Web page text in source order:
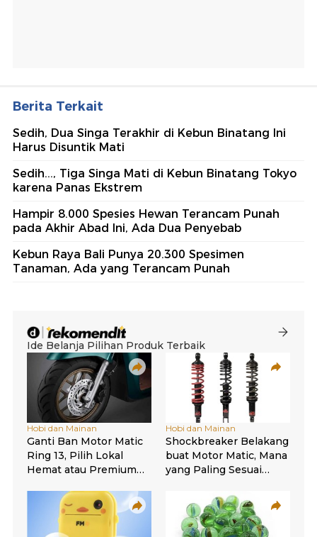
Berita Terkait
Sedih, Dua Singa Terakhir di Kebun Binatang Ini
Harus Disuntik Mati
Sedih..., Tiga Singa Mati di Kebun Binatang Tokyo
karena Panas Ekstrem
Hampir 8.000 Spesies Hewan Terancam Punah
pada Akhir Abad Ini, Ada Dua Penyebab
Kebun Raya Bali Punya 20.300 Spesimen
Tanaman, Ada yang Terancam Punah